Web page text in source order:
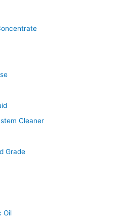
Cleaner
Grade
Oil